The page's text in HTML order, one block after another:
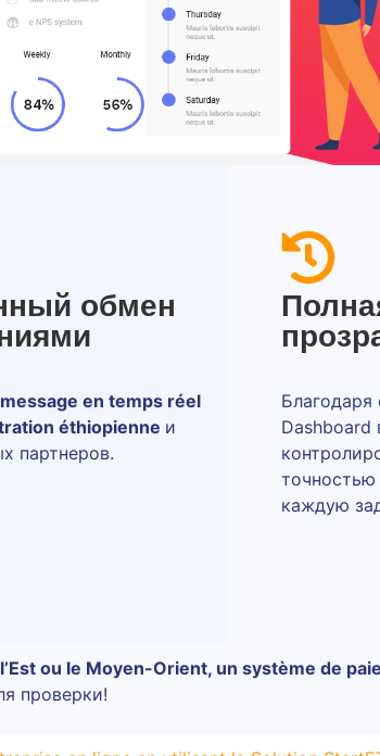
обмен
en temps réel
éthiopienne и
партнеров.
каждую
ou le Moyen-Orient, un système de
проверки!